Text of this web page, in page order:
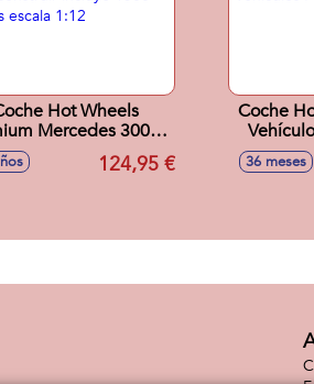
Hot Wheels
Mercedes 300SL
construir incluye
piezas escala 1:12
124,95 €
Coche
36 meses